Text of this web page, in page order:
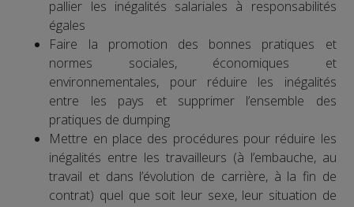
pallier les inégalités salariales à responsabilités
égales
Faire la promotion des bonnes pratiques et
normes sociales, économiques et
environnementales, pour réduire les inégalités
entre les pays et supprimer l’ensemble des
pratiques de dumping
Mettre en place des procédures pour réduire les
inégalités entre les travailleurs (à l’embauche, au
travail et dans l’évolution de carrière, à la fin de
contrat) quel que soit leur sexe, leur situation de